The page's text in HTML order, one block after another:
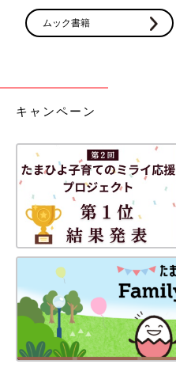
ムック書籍
キャンペーン